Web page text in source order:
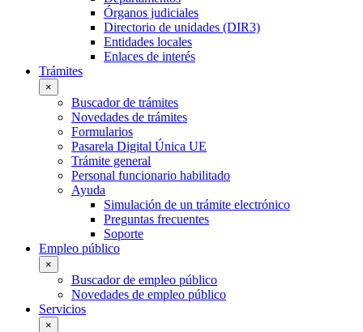
Órganos judiciales
Directorio de unidades (DIR3)
Entidades locales
Enlaces de interés
Trámites
×
Buscador de trámites
Novedades de trámites
Formularios
Pasarela Digital Única UE
Trámite general
Personal funcionario habilitado
Ayuda
Simulación de un trámite electrónico
Preguntas frecuentes
Soporte
Empleo público
×
Buscador de empleo público
Novedades de empleo público
Servicios
×